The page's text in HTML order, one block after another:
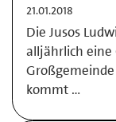
21.01.2018
Die Jusos
alljährlich eine
kommt …